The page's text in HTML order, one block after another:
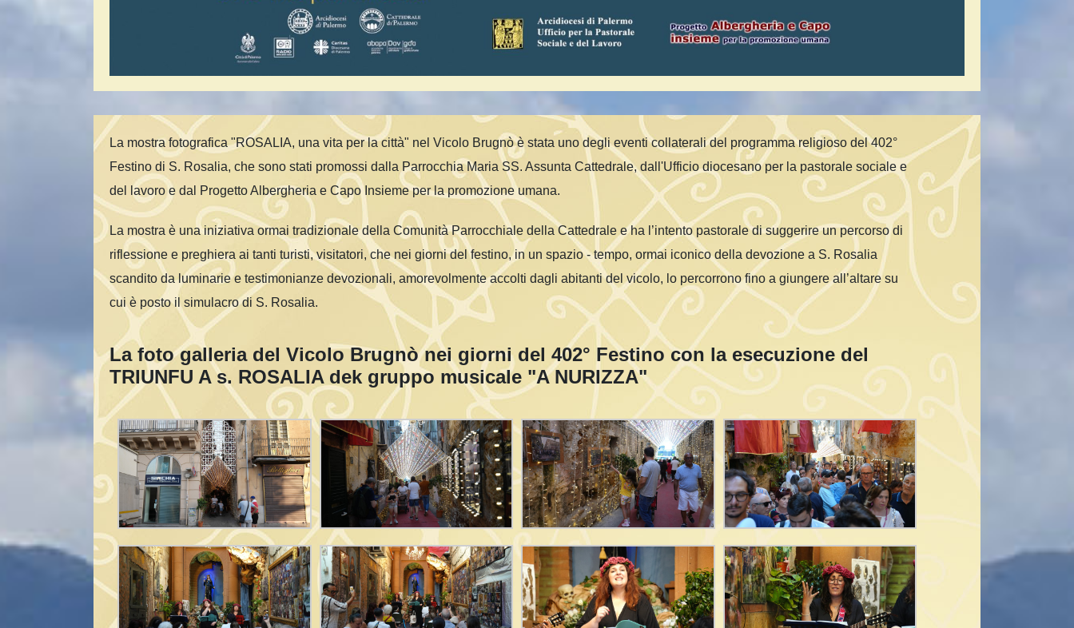
La mostra fotografica "ROSALIA, una vita per la città" nel Vicolo Brugnò è stata uno degli eventi collaterali del programma religioso del 402°
Festino di S. Rosalia, che sono stati promossi dalla Parrocchia Maria SS. Assunta Cattedrale, dall'Ufficio diocesano per la pastorale sociale e
del lavoro e dal Progetto Albergheria e Capo Insieme per la promozione umana.
La mostra è una iniziativa ormai tradizionale della Comunità Parrocchiale della Cattedrale e ha l’intento pastorale di suggerire un percorso di
riflessione e preghiera ai tanti turisti, visitatori, che nei giorni del festino, in un spazio - tempo, ormai iconico della devozione a S. Rosalia
scandito da luminarie e testimonianze devozionali, amorevolmente accolti dagli abitanti del vicolo, lo percorrono fino a giungere all’altare su
cui è posto il simulacro di S. Rosalia.
La foto galleria del Vicolo Brugnò nei giorni del 402° Festino con la esecuzione del
TRIUNFU A s. ROSALIA dek gruppo musicale "A NURIZZA"